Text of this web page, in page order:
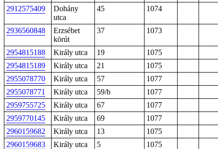
2912575409
Dohány
utca
45 1074
2936560848
Erzsébet
körút
37 1073
2954815188 Király utca 19
1075
2954815189
Király utca 21
1075
2955078770
Király utca 57
1077
2955078771
Király utca 59/b
1077
2959755725
Király utca 67
1077
2959770145
Király utca 69
1077
2960159682
Király utca 13
1075
2960159683
Király utca 5
1075